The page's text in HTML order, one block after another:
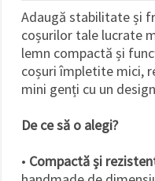
Adaugă stabilitate și
coșurilor tale lucrate
lemn compactă și
coșuri împletite mici,
mini genți cu un
De ce să o alegi?
• Compactă și